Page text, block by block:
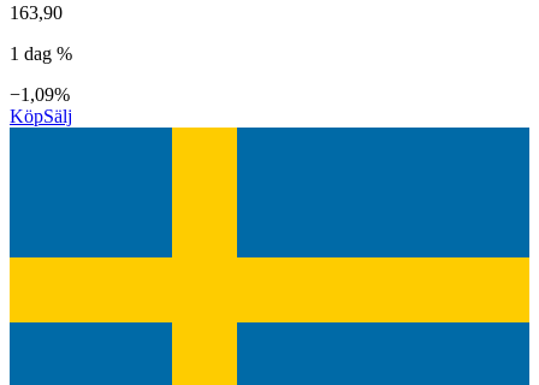
163,90
1 dag %
−1,09%
KöpSälj